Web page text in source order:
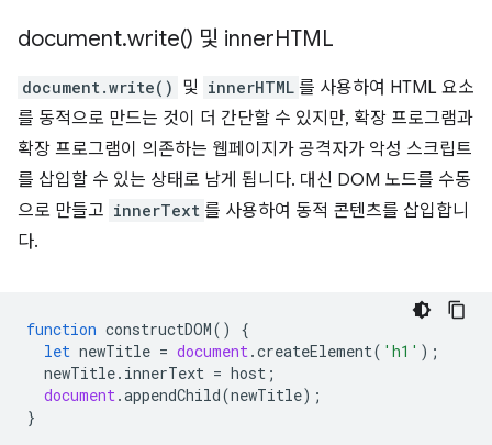
document.write() 및 innerHTML
document.write() 및 innerHTML 를 사용하여 HTML 요소
를 동적으로 만드는 것이 더 간단할 수 있지만, 확장 프로그램과
확장 프로그램이 의존하는 웹페이지가 공격자가 악성 스크립트
를 삽입할 수 있는 상태로 남게 됩니다. 대신 DOM 노드를 수동
으로 만들고 innerText 를 사용하여 동적 콘텐츠를 삽입합니
다.
function constructDOM()
{
let newTitle = document.createElement( 'h1' );
newTitle. innerText = host ;
document.appendChild(newTitle);
}